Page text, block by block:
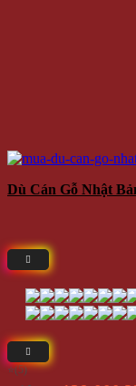
Dù Cán Gỗ Nhật
⭐(5)